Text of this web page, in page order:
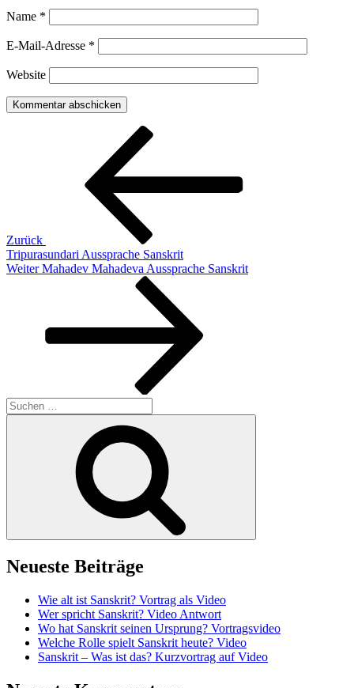
Name *
E-Mail-Adresse *
Website
Beitragsnavigation
Zurück
Tripurasundari Aussprache Sanskrit
Nächster
Weiter Mahadev Mahadeva Aussprache Sanskrit
Suchen
nach:
Neueste Beiträge
Wie alt ist Sanskrit? Vortrag als Video
Wer spricht Sanskrit? Video Antwort
Wo hat Sanskrit seinen Ursprung? Vortragsvideo
Welche Rolle spielt Sanskrit heute? Video
Sanskrit – Was ist das? Kurzvortrag auf Video